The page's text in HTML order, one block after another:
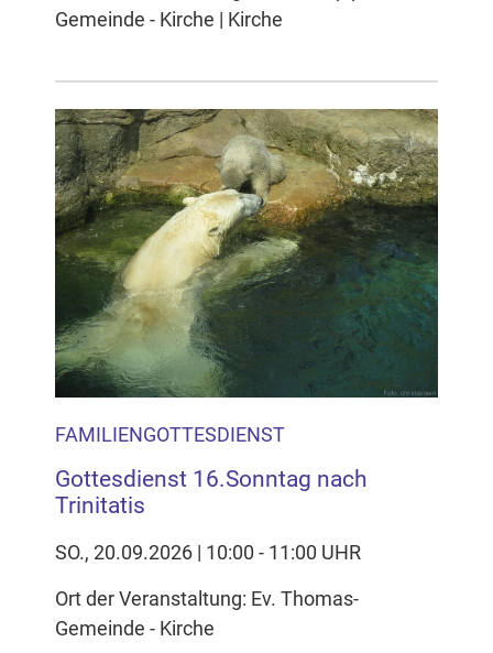
Gemeinde - Kirche | Kirche
FAMILIENGOTTESDIENST
Gottesdienst 16.Sonntag nach
Trinitatis
SO., 20.09.2026 | 10:00 - 11:00 UHR
Ort der Veranstaltung: Ev. Thomas-
Gemeinde - Kirche